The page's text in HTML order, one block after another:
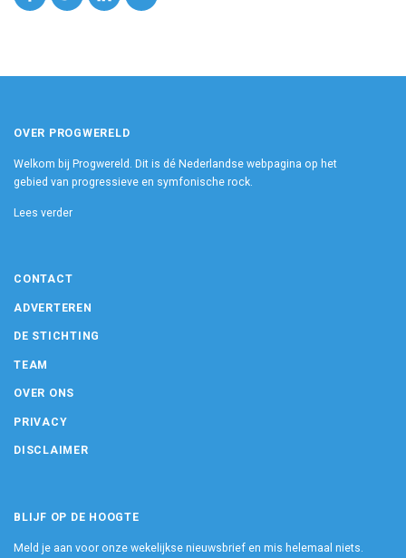
OVER PROGWERELD
Welkom bij Progwereld. Dit is dé Nederlandse webpagina op het
gebied van progressieve en symfonische rock.
Lees verder
CONTACT
ADVERTEREN
DE STICHTING
TEAM
OVER ONS
PRIVACY
DISCLAIMER
BLIJF OP DE HOOGTE
Meld je aan voor onze wekelijkse nieuwsbrief en mis helemaal niets.